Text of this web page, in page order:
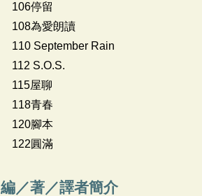
106停留
108為愛朗讀
110 September Rain
112 S.O.S.
115屋聊
118青春
120腳本
122圓滿
編／著／譯者簡介